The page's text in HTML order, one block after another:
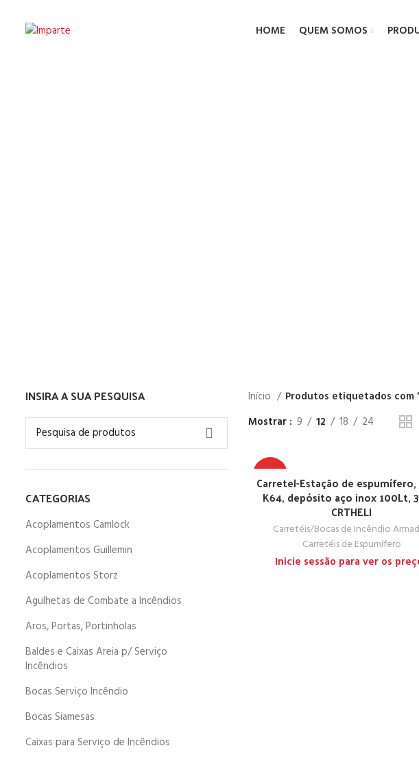
HOME QUEM SOMOS
INSIRA A SUA PESQUISA
CATEGORIAS
Acoplamentos Camlock
Acoplamentos Guillemin
Acoplamentos Storz
Agulhetas de Combate a Incêndios
Aros, Portas, Portinholas
Baldes e Caixas Areia p/ Serviço
Incêndios
Bocas Serviço Incêndio
Bocas Siamesas
Caixas para Serviço de Incêndios
Início
Produtos etiquetados com
Mostrar
9 12 18 24
TOP
Carretel-Estação de espumífero,
K64, depósito aço inox 100Lt,
CRTHELI
Carretéis/Bocas de Incêndio
Carretéis de Espumífero
Inicie sessão para ver os